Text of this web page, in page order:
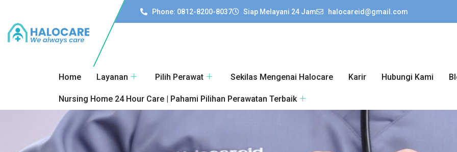
Phone: 0812-8200-8037 Siap Melayani 24 Jam halocareid@gmail.com
Home Layanan Pilih Perawat Sekilas Mengenai Halocare Karir Hubungi Kami
Nursing Home 24 Hour Care | Pahami Pilihan Perawatan Terbaik